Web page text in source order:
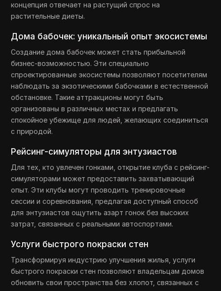
концепция отвечает на растущий спрос на
растительные диеты.
Дома бабочек: уникальный опыт экосистемы
Создание дома бабочек может стать прибыльной
бизнес-возможностью. Эти специально
спроектированные экосистемы позволяют посетителям
наблюдать за экзотическими бабочками в естественной
обстановке. Такие аттракционы могут быть
организованы в различных местах и предлагать
спокойное убежище для людей, желающих соединиться
с природой.
Рейсинг-симуляторы для энтузиастов
Для тех, кто увлечен гонками, открытие клуба с рейсинг-
симуляторами может предоставить захватывающий
опыт. Эти клубы могут проводить тренировочные
сессии и соревнования, предлагая доступный способ
для энтузиастов ощутить азарт гонок без высоких
затрат, связанных с реальными автоспортами.
Услуги быстрого покраски стен
Трансформируя индустрию улучшения жилья, услуги
быстрого покраски стен позволяют владельцам домов
обновить свои пространства без хлопот, связанных с